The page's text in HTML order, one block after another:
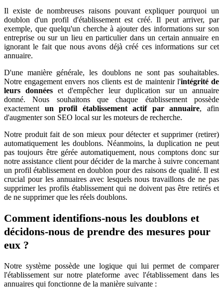
Il existe de nombreuses raisons pouvant expliquer pourquoi un
doublon d'un profil d'établissement est créé. Il peut arriver, par
exemple, que quelqu'un cherche à ajouter des informations sur son
entreprise ou sur un lieu en particulier dans un certain annuaire en
ignorant le fait que nous avons déjà créé ces informations sur cet
annuaire.
D'une manière générale, les doublons ne sont pas souhaitables.
Notre engagement envers nos clients est de maintenir l'intégrité de
leurs donnéeset d'empêcher leur duplication sur un annuaire
donné. Nous souhaitons que chaque établissement possède
exactement un profil établissement actif par annuaire, afin
d'augmenter son SEO local sur les moteurs de recherche.
Notre produit fait de son mieux pour détecter et supprimer (retirer)
automatiquement les doublons. Néanmoins, la duplication ne peut
pas toujours être gérée automatiquement, nous comptons donc sur
notre assistance client pour décider de la marche à suivre concernant
un profil établissement en doublon pour des raisons de qualité. Il est
crucial pour les annuaires avec lesquels nous travaillons de ne pas
supprimer les profils établissement qui ne doivent pas être retirés et
de ne supprimer que les réels doublons.
Comment identifions-nous les doublons et
décidons-nous de prendre des mesures pour
eux ?
Notre système possède une logique qui lui permet de comparer
l'établissement sur notre plateforme avec l'établissement dans les
annuaires qui fonctionne de la manière suivante :